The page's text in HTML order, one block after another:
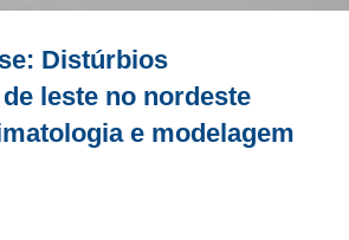
Distúrbios
leste no nordeste
e modelagem